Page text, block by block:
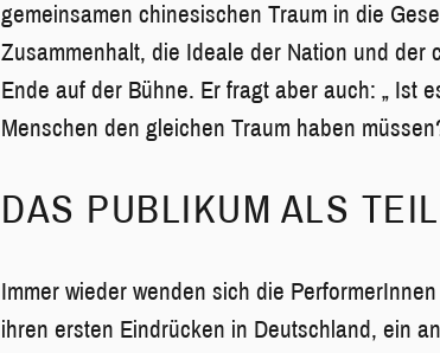
gemeinsamen chinesischen Traum in die
Zusammenhalt, die Ideale der Nation und
Ende auf der Bühne. Er fragt aber auch: „ Ist
Menschen den gleichen Traum haben
DAS PUBLIKUM ALS
Immer wieder wenden sich die
ihren ersten Eindrücken in Deutschland, ein